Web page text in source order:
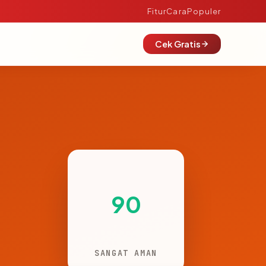
FiturCaraPopuler
Cek Gratis
90
SANGAT AMAN